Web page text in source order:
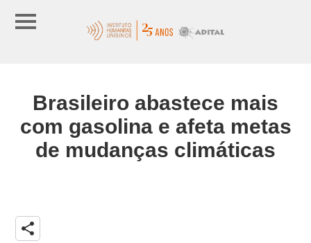
Brasileiro abastece mais
com gasolina e afeta metas
de mudanças climáticas
share